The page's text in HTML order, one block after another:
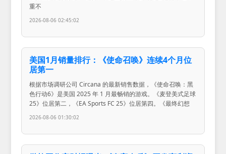
重不
2026-08-06 02:45:02
美国1月销量排行：《使命召唤》连续4个月位
居第一
根据市场调研公司 Circana 的最新销售数据，《使命召唤：黑
色行动6》是美国 2025 年 1 月最畅销的游戏。《麦登美式足球
25》位居第二，《EA Sports FC 25》位居第四。《最终幻想
2026-08-06 01:30:02